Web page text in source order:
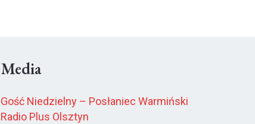
Media
Gość Niedzielny – Posłaniec Warmiński
Radio Plus Olsztyn